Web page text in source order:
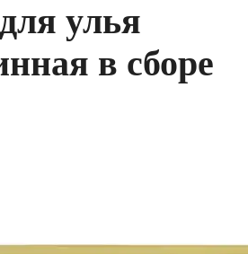
улья
в сборе